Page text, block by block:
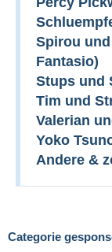
Categorie
Spirou
Fantasio)
Stups und
Tim und
Valerian
Yoko
Andere &